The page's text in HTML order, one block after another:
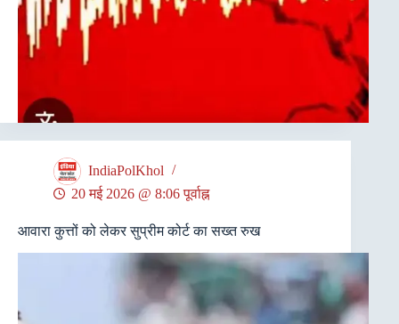
IndiaPolKhol
20 मई 2026 @ 8:06 पूर्वाह्न
आवारा कुत्तों को लेकर सुप्रीम कोर्ट का सख्त रुख